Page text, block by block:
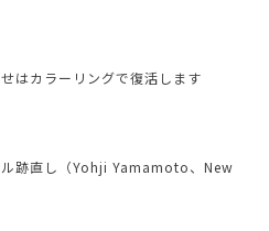
はカラーリングで復活します
ル跡直し（Yohji Yamamoto、New